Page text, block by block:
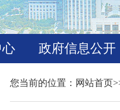
政府信息公开
您当前的位置： 网站首页